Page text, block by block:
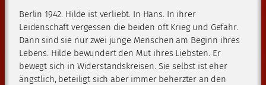
Berlin 1942. Hilde ist verliebt. In Hans. In ihrer
Leidenschaft vergessen die beiden oft Krieg und Gefahr.
Dann sind sie nur zwei junge Menschen am Beginn ihres
Lebens. Hilde bewundert den Mut ihres Liebsten. Er
bewegt sich in Widerstandskreisen. Sie selbst ist eher
ängstlich, beteiligt sich aber immer beherzter an den